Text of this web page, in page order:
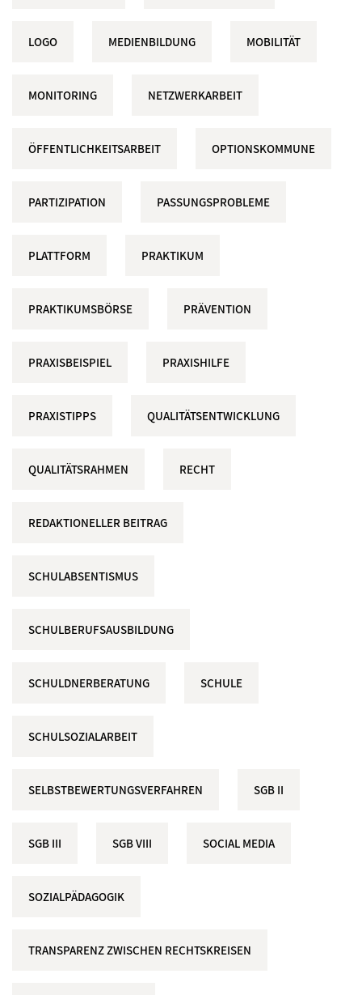
LOGO MEDIENBILDUNG MOBILITÄT
MONITORING NETZWERKARBEIT
ÖFFENTLICHKEITSARBEIT OPTIONSKOMMUNE
PARTIZIPATION PASSUNGSPROBLEME
PLATTFORM PRAKTIKUM
PRAKTIKUMSBÖRSE PRÄVENTION
PRAXISBEISPIEL PRAXISHILFE
PRAXISTIPPS QUALITÄTSENTWICKLUNG
QUALITÄTSRAHMEN RECHT
REDAKTIONELLER BEITRAG
SCHULABSENTISMUS
SCHULBERUFSAUSBILDUNG
SCHULDNERBERATUNG SCHULE
SCHULSOZIALARBEIT
SELBSTBEWERTUNGSVERFAHREN SGB II
SGB III SGB VIII SOCIAL MEDIA
SOZIALPÄDAGOGIK
TRANSPARENZ ZWISCHEN RECHTSKREISEN